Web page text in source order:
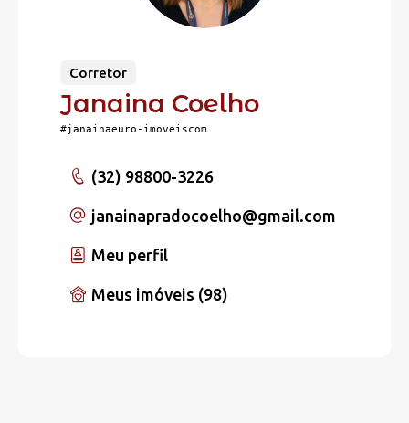
Corretor
Janaina Coelho
#janainaeuro-imoveiscom
(32) 98800-3226
janainapradocoelho@gmail.com
Meu perfil
Meus imóveis (98)